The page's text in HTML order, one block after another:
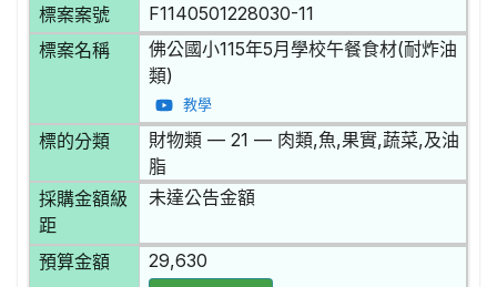
標案案號
F1140501228030-11
標案名稱
佛公國小115年5月學校午餐食材(耐炸油
類)
教學
標的分類
財物類 — 21 — 肉類,魚,果實,蔬菜,及油
脂
採購金額級
距
未達公告金額
預算金額 29,630